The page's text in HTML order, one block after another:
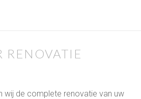
RENOVATIE
wij de complete renovatie van uw